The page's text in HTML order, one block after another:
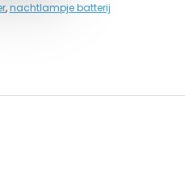
,nachtlampje batterij